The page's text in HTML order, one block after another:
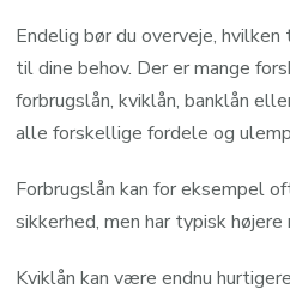
Endelig bør du overveje,
til dine behov. Der er mange
forbrugslån, kviklån, banklån
alle forskellige fordele og
Forbrugslån kan for eksempel
sikkerhed, men har typisk højere
Kviklån kan være endnu